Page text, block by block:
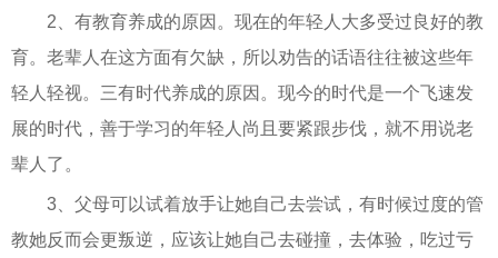
2、有教育养成的原因。现在的年轻人大多受过良好的教
育。老辈人在这方面有欠缺，所以劝告的话语往往被这些年
轻人轻视。三有时代养成的原因。现今的时代是一个飞速发
展的时代，善于学习的年轻人尚且要紧跟步伐，就不用说老
辈人了。
3、父母可以试着放手让她自己去尝试，有时候过度的管
教她反而会更叛逆，应该让她自己去碰撞，去体验，吃过亏